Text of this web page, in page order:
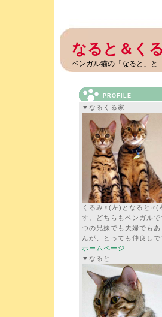
なると＆く
ベンガル猫の「なると」と
PROFILE
▼なるくる家
くるみ♀(左)となると♂(
す。どちらもベンガルで
つの兄妹でも夫婦でもあ
んが、とっても仲良しで
ホームページ
▼なると